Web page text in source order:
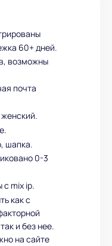
60+ дней.
возможны
почта
шапка.
0-3
с mix ip.
как с
и без нее.
на сайте